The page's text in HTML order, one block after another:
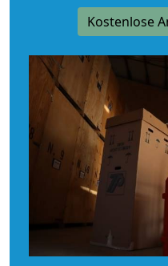
Kostenlose